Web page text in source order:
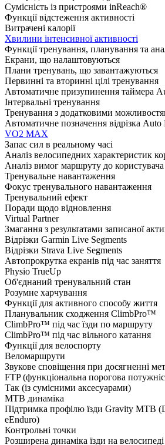
Сумісність із пристроями inReach®
Функції відстеження активності
Витрачені калорії
Хвилини інтенсивної активності
Функції тренування, планування та
Екрани, що налаштовуються
Плани тренувань, що завантажуються
Первинні та вторинні цілі тренування
Автоматичне призупинення таймера
Інтервальні тренування
Тренування з додатковими
Автоматичне позначення відрізка
VO2 MAX
Запас сил в реальному часі
Аналіз велосипедних характеристик
Аналіз вимог маршруту до користувача
Тренувальне навантаження
Фокус тренувального навантаження
Тренувальний ефект
Поради щодо відновлення
Virtual Partner
Змагання з результатами записаної
Відрізки Garmin Live Segments
Відрізки Strava Live Segments
Автопрокрутка екранів під час заняття
Physio TrueUp
Об'єднаний тренувальний стан
Розумне харчування
Функції для активного способу життя
Планувальник сходження ClimbPro™
ClimbPro™ під час їзди по маршруту
ClimbPro™ під час вільного катання
Функції для велоспорту
Веломаршрути
Звукове сповіщення при досягненні
FTP (функціональна порогова
Так (із сумісними аксесуарами)
MTB динаміка
Підтримка профілю їзди Gravity MTB
eEnduro)
Контрольні точки
Розширена динаміка їзди на велосипеді